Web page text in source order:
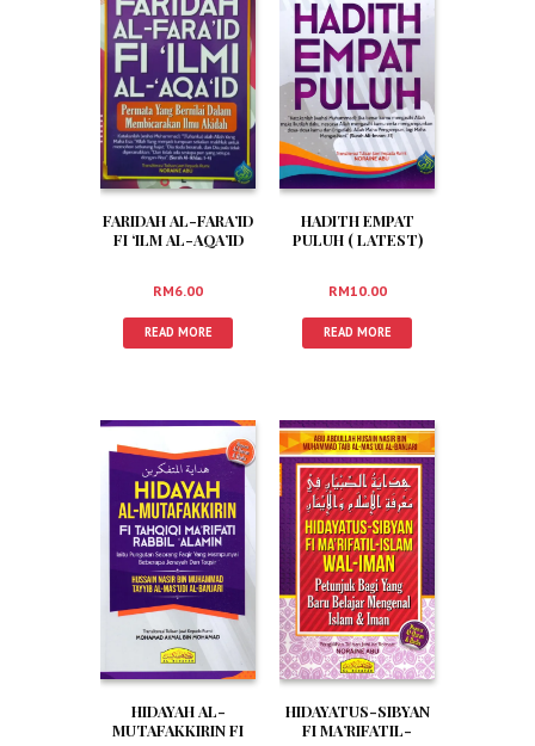
FARIDAH AL-FARA’ID
FI ‘ILM AL-AQA’ID
RM6.00
READ MORE
HADITH EMPAT
PULUH ( LATEST)
RM10.00
READ MORE
HIDAYAH AL-
MUTAFAKKIRIN FI
HIDAYATUS-SIBYAN
FI MA’RIFATIL-